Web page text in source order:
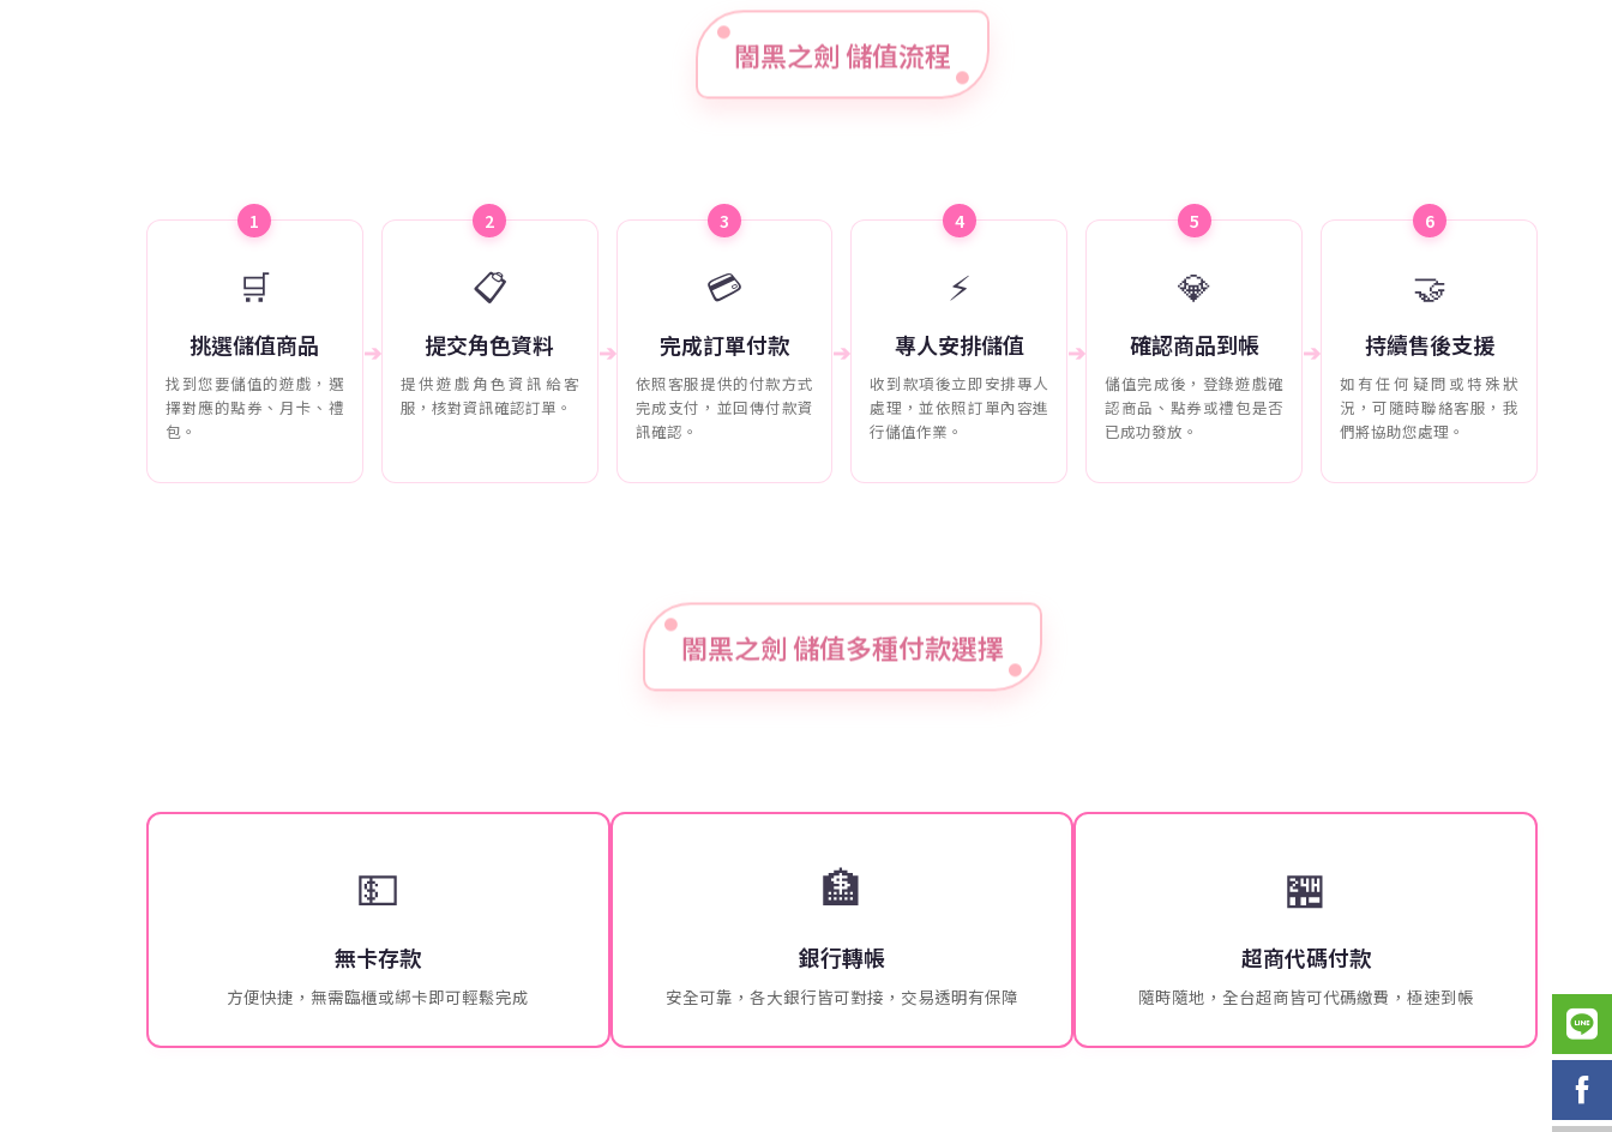
闇黑之劍 儲值流程
1
🛒
挑選儲值商品
找到您要儲值的遊戲，選
擇對應的點券、月卡、禮
包。
➔
2
📋
提交角色資料
提供遊戲角色資訊給客
服，核對資訊確認訂單。
➔
3
💳
完成訂單付款
依照客服提供的付款方式
完成支付，並回傳付款資
訊確認。
➔
4
⚡
專人安排儲值
收到款項後立即安排專人
處理，並依照訂單內容進
行儲值作業。
➔
5
💎
確認商品到帳
儲值完成後，登錄遊戲確
認商品、點券或禮包是否
已成功發放。
➔
6
🤝
持續售後支援
如有任何疑問或特殊狀
況，可隨時聯絡客服，我
們將協助您處理。
闇黑之劍 儲值多種付款選擇
💵
無卡存款
方便快捷，無需臨櫃或綁卡即可輕鬆完成
🏦
銀行轉帳
安全可靠，各大銀行皆可對接，交易透明有保障
🏪
超商代碼付款
隨時隨地，全台超商皆可代碼繳費，極速到帳